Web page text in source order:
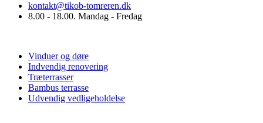
kontakt@tikob-tomreren.dk
8.00 - 18.00. Mandag - Fredag
Vinduer og døre
Indvendig renovering
Træterrasser
Bambus terrasse
Udvendig vedligeholdelse